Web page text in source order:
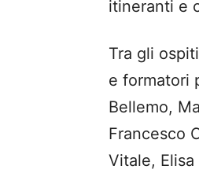
itineranti e
Tra gli
e formatori
Bellemo,
Francesco
Vitale,